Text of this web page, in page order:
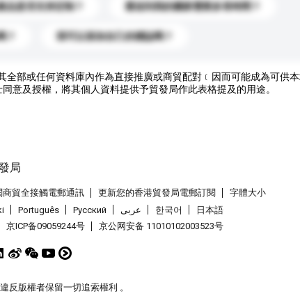
品是否支持定制？ 運送到我的國家需要多長時間？
我可以添加自己的標誌嗎？
全部或任何資料庫內作為直接推廣或商貿配對﹝因而可能成為可供
意及授權，將其個人資料提供予貿發局作此表格提及的用途。
商貿全接觸電郵通訊 更新您的香港貿發局電郵訂閱
字體大小
Português Pусский عربى 한국어
日本語
京ICP备09059244号 京公网安备 11010102003523号
反版權者保留一切追索權利 。